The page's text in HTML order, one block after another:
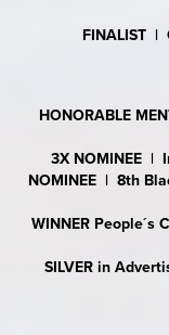
FINALIST |
HONORABLE
3X NOMINEE |
NOMINEE | 8th
WINNER
SILVER in